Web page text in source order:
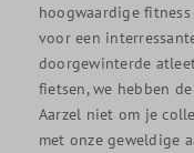
hoogwaardige
voor een
doorgewinterde
fietsen, we hebben
Aarzel niet om je
met onze geweldige